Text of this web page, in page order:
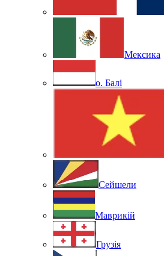
Мексика
о. Балі
Сейшели
Маврикій
Грузія